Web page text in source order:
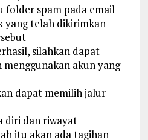
folder spam pada email
yang telah dikirimkan
silahkan dapat
akun yang
dapat memilih jalur
diri dan riwayat
itu akan ada tagihan